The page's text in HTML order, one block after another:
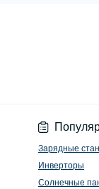
Зарядные
Инверторы
Солнечные